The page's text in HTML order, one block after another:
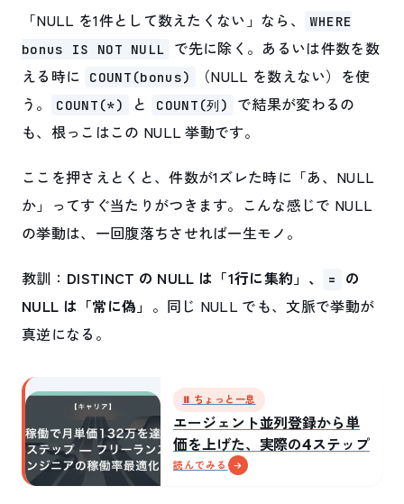
「NULL を1件として数えたくない」なら、
WHERE
bonus IS NOT NULL
で先に除く。あるいは件数を数
える時に
COUNT(bonus)
（NULL を数えない）を使
う。
COUNT(*) と COUNT(列)
で結果が変わるの
も、根っこはこの NULL 挙動です。
ここを押さえとくと、件数が1ズレた時に「あ、NULL
か」ってすぐ当たりがつきます。こんな感じで NULL
の挙動は、一回腹落ちさせれば一生モノ。
教訓： DISTINCT の NULL は「1行に集約」、 =
の
NULL は「常に偽」 。同じ NULL でも、文脈で挙動が
真逆になる。
⏸ ちょっと一息
エージェント並列登録から単
価を上げた、実際の4ステップ
読んでみる